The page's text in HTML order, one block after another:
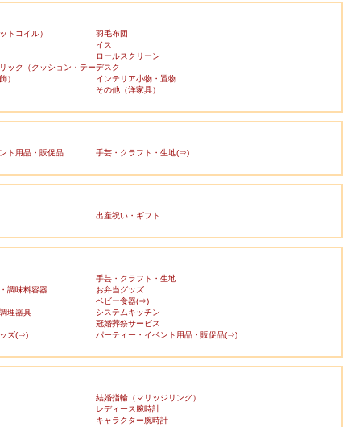
トコイル）
羽毛布団
イス
ロールスクリーン
ック（クッション・テー
）
デスク
インテリア小物・置物
その他（洋家具）
ト用品・販促品
手芸・クラフト・生地(⇒)
出産祝い・ギフト
手芸・クラフト・生地
調味料容器
お弁当グッズ
ベビー食器(⇒)
理器具
システムキッチン
冠婚葬祭サービス
ズ(⇒)
パーティー・イベント用品・販促品(⇒)
結婚指輪（マリッジリング）
レディース腕時計
キャラクター腕時計